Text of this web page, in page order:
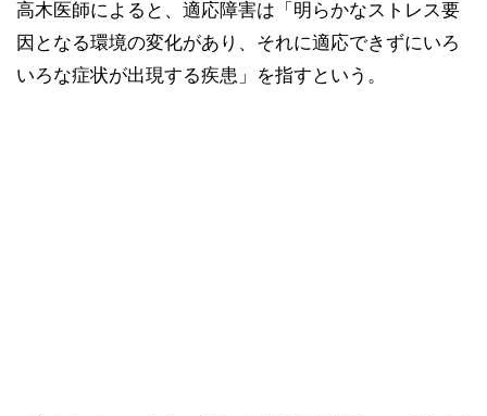
高木医師によると、適応障害は「明らかなストレス要
因となる環境の変化があり、それに適応できずにいろ
いろな症状が出現する疾患」を指すという。